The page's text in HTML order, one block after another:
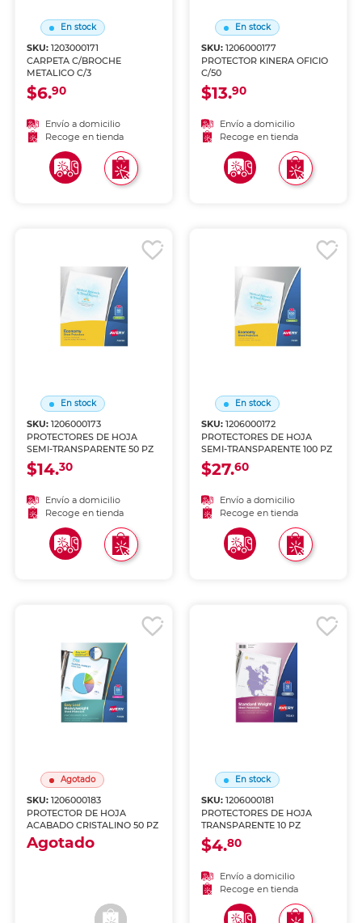
En stock
SKU:1203000171
CARPETA C/BROCHE
METALICO C/3
$6.90
Envío a domicilio
Recoge en tienda
En stock
SKU: 1206000177
PROTECTOR KINERA OFICIO
C/50
$13.90
Envío a domicilio
Recoge en tienda
En stock
SKU:1206000173
PROTECTORES DE HOJA
SEMI-TRANSPARENTE 50 PZ
$14.30
Envío a domicilio
Recoge en tienda
En stock
SKU: 1206000172
PROTECTORES DE HOJA
SEMI-TRANSPARENTE 100 PZ
$27.60
Envío a domicilio
Recoge en tienda
Agotado
SKU:1206000183
PROTECTOR DE HOJA
ACABADO CRISTALINO 50 PZ
Agotado
En stock
SKU: 1206000181
PROTECTORES DE HOJA
TRANSPARENTE 10 PZ
$4.80
Envío a domicilio
Recoge en tienda